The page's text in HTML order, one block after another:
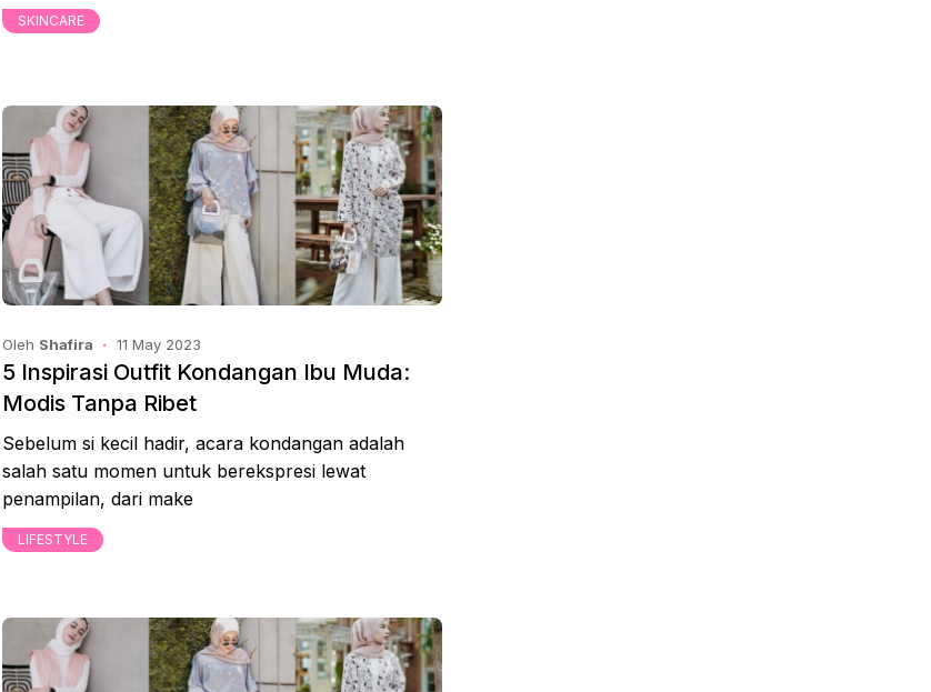
SKINCARE
Oleh Shafira 11 May 2023
5 Inspirasi Outfit Kondangan Ibu Muda:
Modis Tanpa Ribet
Sebelum si kecil hadir, acara kondangan adalah
salah satu momen untuk berekspresi lewat
penampilan, dari make
LIFESTYLE